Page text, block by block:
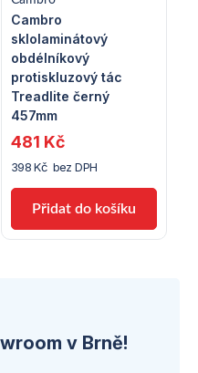
v Brně!
Cambro
sklolaminátový
obdélníkový
protiskluzový tác
Treadlite černý
457mm
398 Kč bez DPH
481 Kč